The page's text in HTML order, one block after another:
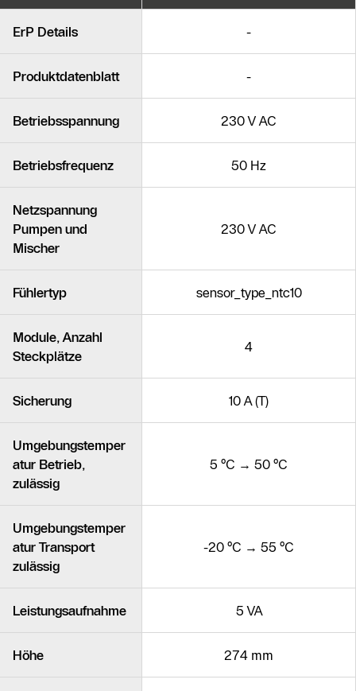
ErP Details
-
Produktdatenblatt -
Betriebsspannung 230 V AC
Betriebsfrequenz 50 Hz
Netzspannung
Pumpen und
Mischer
230 V AC
Fühlertyp sensor_type_ntc10
Module, Anzahl
Steckplätze
4
Sicherung 10 A (T)
Umgebungstemper
atur Betrieb,
zulässig
5 °C → 50 °C
Umgebungstemper
atur Transport
zulässig
-20 °C → 55 °C
Leistungsaufnahme 5 VA
Höhe 274 mm